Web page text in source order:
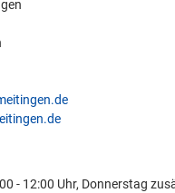
- 12:00 Uhr, Donnerstag